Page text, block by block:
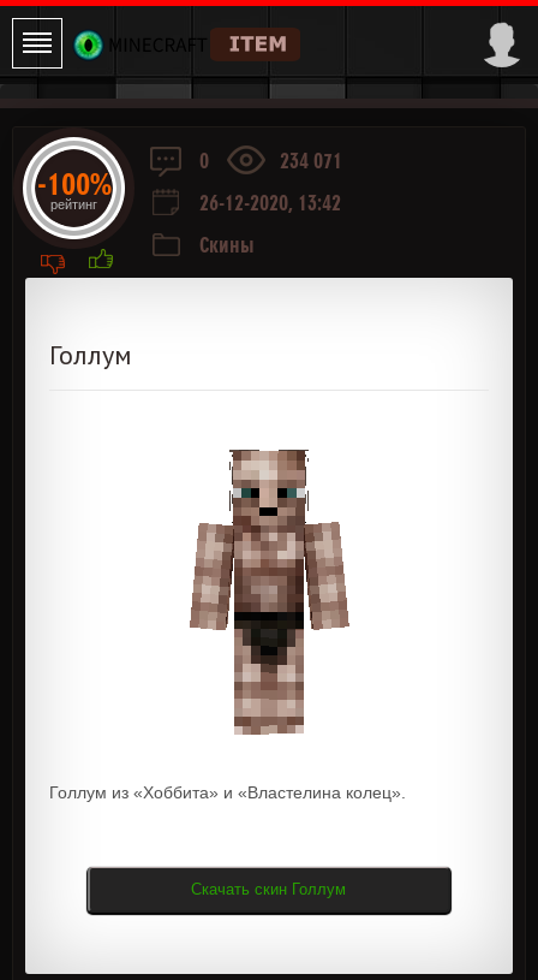
0
234 071
26-12-2020, 13:42
Скины
Голлум
Голлум из «Хоббита» и «Властелина колец».
Скачать скин Голлум
-100%
рейтинг